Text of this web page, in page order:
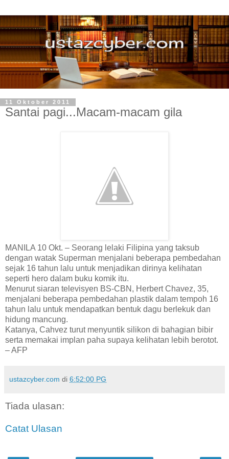
11 Oktober 2011
Santai pagi...Macam-macam gila
MANILA 10 Okt. – Seorang lelaki Filipina yang taksub
dengan watak Superman menjalani beberapa pembedahan
sejak 16 tahun lalu untuk menjadikan dirinya kelihatan
seperti hero dalam buku komik itu.
Menurut siaran televisyen BS-CBN, Herbert Chavez, 35,
menjalani beberapa pembedahan plastik dalam tempoh 16
tahun lalu untuk mendapatkan bentuk dagu berlekuk dan
hidung mancung.
Katanya, Cahvez turut menyuntik silikon di bahagian bibir
serta memakai implan paha supaya kelihatan lebih berotot.
– AFP
ustazcyber.com di 6:52:00 PG
Tiada ulasan:
Catat Ulasan